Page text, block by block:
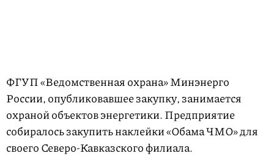
ФГУП «Ведомственная охрана» Минэнерго
России, опубликовавшее закупку, занимается
охраной объектов энергетики. Предприятие
собиралось закупить наклейки «Обама ЧМО» для
своего Северо-Кавказского филиала.